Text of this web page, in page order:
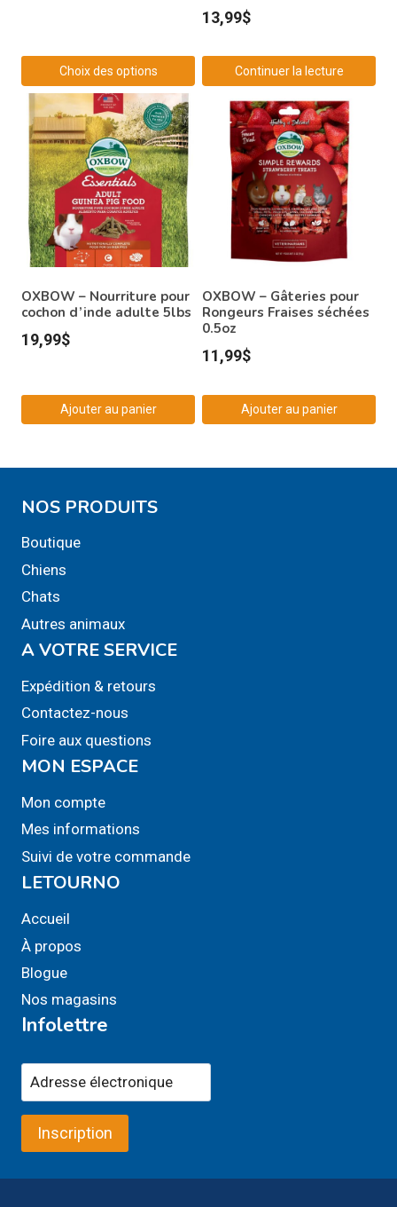
Choix des options
Ce
produit
plusieurs
variations.
Les
options
peuvent
être
choisies
sur
13,99$
Continuer la lecture
OXBOW – Nourriture pour
cochon d’inde adulte 5lbs
19,99$
Ajouter au panier
OXBOW – Gâteries pour
Rongeurs Fraises séchées
0.5oz
11,99$
Ajouter au panier
NOS PRODUITS
Boutique
Chiens
Chats
Autres animaux
A VOTRE SERVICE
Expédition & retours
Contactez-nous
Foire aux questions
MON ESPACE
Mon compte
Mes informations
Suivi de votre commande
LETOURNO
Accueil
À propos
Blogue
Nos magasins
Infolettre
Inscription